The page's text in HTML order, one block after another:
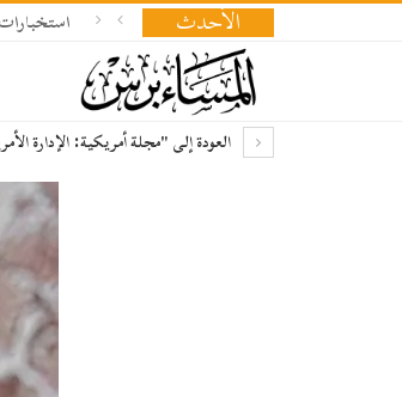
الأحدث
العودة إلى "مجلة أمريكية: الإدارة